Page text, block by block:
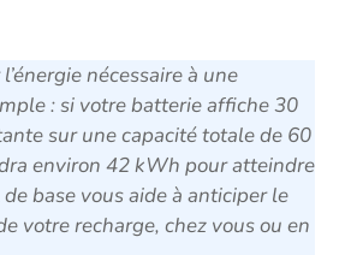
nécessaire à une
: si votre batterie affiche 30
sur une capacité totale de 60
environ 42 kWh pour atteindre
base vous aide à anticiper le
votre recharge, chez vous ou en